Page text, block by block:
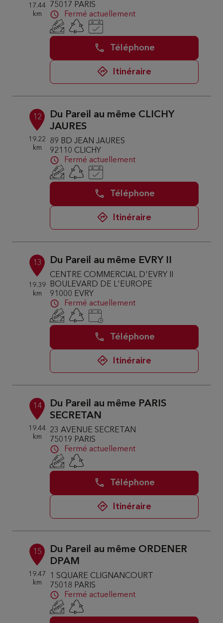
17.44
km
75017 PARIS
Fermé actuellement
Téléphone
Itinéraire
12
19.22
km
Du Pareil au même CLICHY
JAURES
89 BD JEAN JAURES
92110 CLICHY
Fermé actuellement
Téléphone
Itinéraire
13
19.39
km
Du Pareil au même EVRY II
CENTRE COMMERCIAL D'EVRY II
BOULEVARD DE L'EUROPE
91000 EVRY
Fermé actuellement
Téléphone
Itinéraire
14
19.44
km
Du Pareil au même PARIS
SECRETAN
23 AVENUE SECRETAN
75019 PARIS
Fermé actuellement
Téléphone
Itinéraire
15
19.47
km
Du Pareil au même ORDENER
DPAM
1 SQUARE CLIGNANCOURT
75018 PARIS
Fermé actuellement